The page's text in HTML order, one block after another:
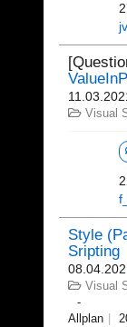
Visual
Style
Sripting
Visual
Allplan